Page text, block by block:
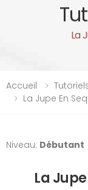
La
Accueil
La Jupe En
Niveau: Débutant
La